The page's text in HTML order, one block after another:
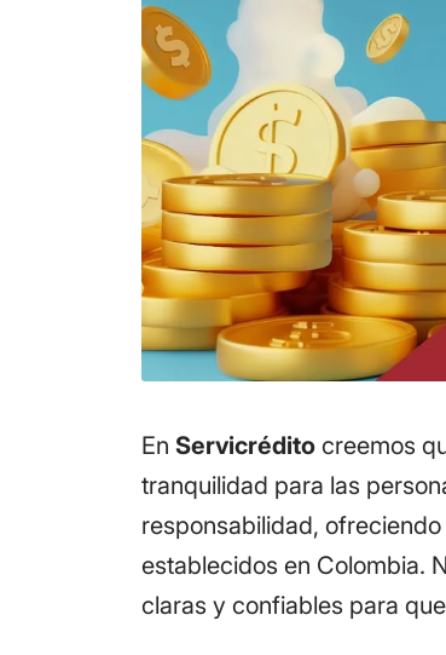
EnServicrédito creemos
tranquilidad para las
responsabilidad,
establecidos en Colombia.
claras y confiables para